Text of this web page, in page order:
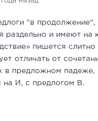
"в продолжение",
раздельно и имеют на
пишется слитно
отличать от
в предложном падеже,
И, с предлогом В.